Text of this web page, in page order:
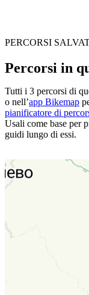
PERCORSI
Percorsi in
Tutti i 3 percorsi di
o nell’app Bikemap
pianificatore di
Usali come base per
guidi lungo di essi.